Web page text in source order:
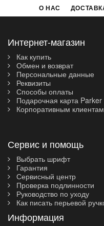
О НАС
Интернет-магазин
Как купить
Обмен и возврат
Персональные данные
Реквизиты
Способы оплаты
Подарочная карта Parker
Корпоративным клиентам
Сервис и помощь
Выбрать шрифт
Гарантия
Сервисный центр
Проверка подлинности
Руководство по уходу
Как писать перьевой
Информация